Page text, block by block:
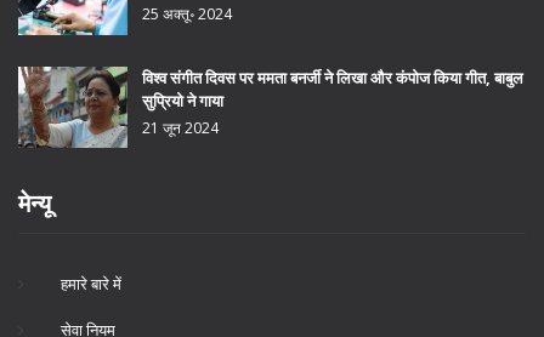
25 अक्तू॰ 2024
विश्व संगीत दिवस पर ममता बनर्जी ने लिखा और कंपोज किया गीत, बाबुल
सुप्रियो ने गाया
21 जून 2024
मेन्यू
हमारे बारे में
सेवा नियम